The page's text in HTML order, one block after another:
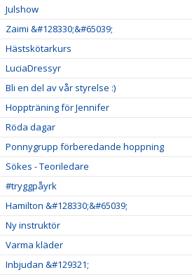
Julshow
Zaimi &#128330;&#65039;
Hästskötarkurs
LuciaDressyr
Bli en del av vår styrelse :)
Hoppträning för Jennifer
Röda dagar
Ponnygrupp förberedande hoppning
Sökes - Teoriledare
#tryggpåyrk
Hamilton &#128330;&#65039;
Ny instruktör
Varma kläder
Inbjudan &#129321;